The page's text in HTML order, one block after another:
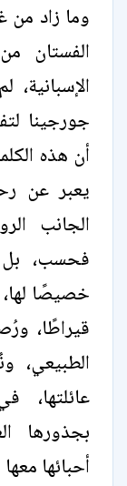
وما زاد
الفستان
جورجينا
أن هذه
يعبر عن
الجانب
فحسب،
قيراطًا،
الطبيعي،
بجذورها
أحبائها